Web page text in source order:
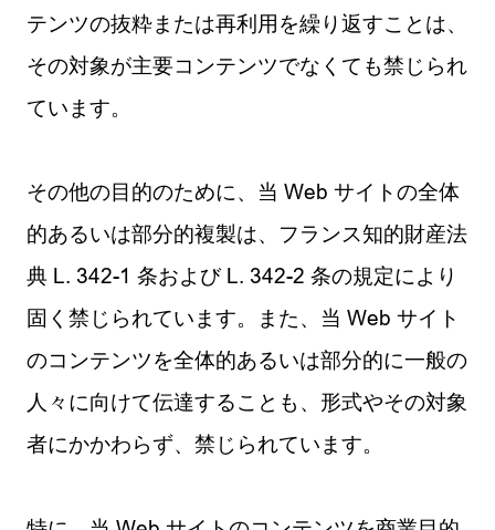
テンツの抜粋または再利用を繰り返すことは、
その対象が主要コンテンツでなくても禁じられ
ています。
その他の目的のために、当 Web サイトの全体
的あるいは部分的複製は、フランス知的財産法
典 L. 342-1 条および L. 342-2 条の規定により
固く禁じられています。また、当 Web サイト
のコンテンツを全体的あるいは部分的に一般の
人々に向けて伝達することも、形式やその対象
者にかかわらず、禁じられています。